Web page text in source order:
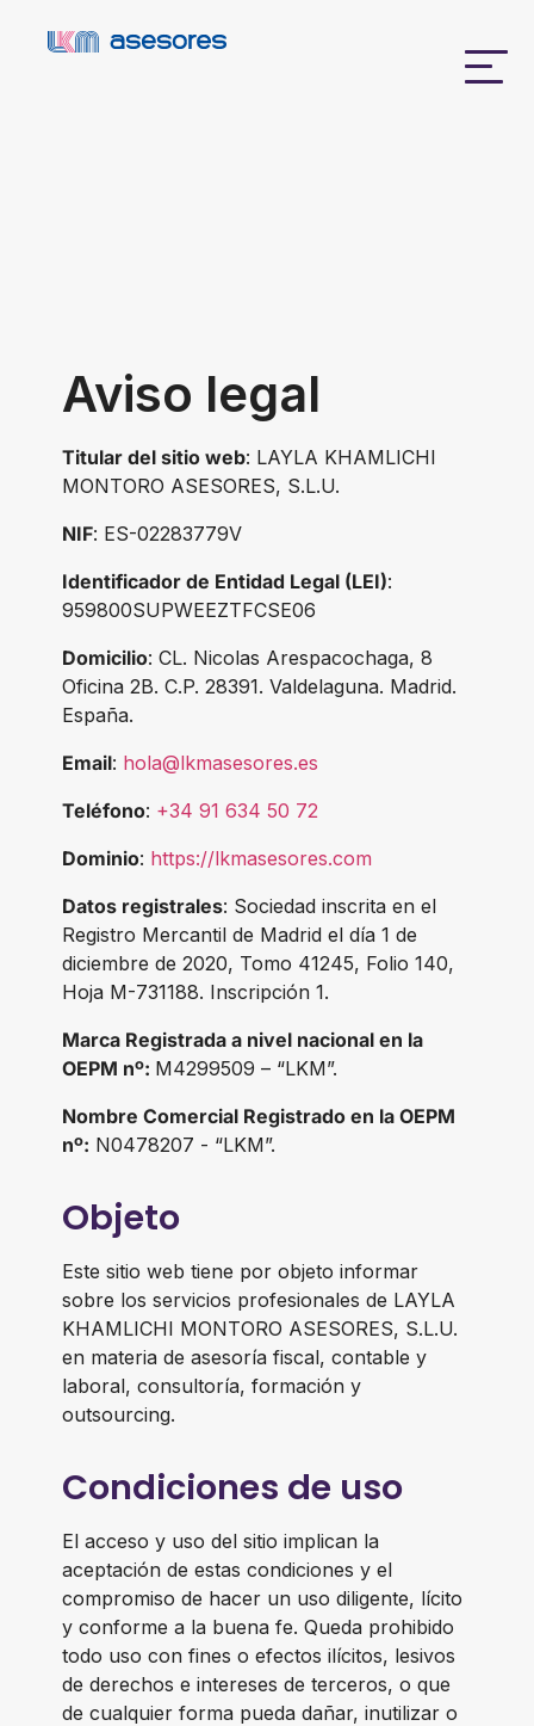
Aviso legal
Titular del sitio web: LAYLA KHAMLICHI
MONTORO ASESORES, S.L.U.
NIF: ES-02283779V
Identificador de Entidad Legal (LEI):
959800SUPWEEZTFCSE06
Domicilio: CL. Nicolas Arespacochaga, 8
Oficina 2B. C.P. 28391. Valdelaguna. Madrid.
España.
Email: hola@lkmasesores.es
Teléfono: +34 91 634 50 72
Dominio: https://lkmasesores.com
Datos registrales: Sociedad inscrita en el
Registro Mercantil de Madrid el día 1 de
diciembre de 2020, Tomo 41245, Folio 140,
Hoja M-731188. Inscripción 1.
Marca Registrada a nivel nacional en la
OEPM nº: M4299509 – “LKM”.
Nombre Comercial Registrado en la OEPM
nº: N0478207 - “LKM”.
Objeto
Este sitio web tiene por objeto informar
sobre los servicios profesionales de LAYLA
KHAMLICHI MONTORO ASESORES, S.L.U.
en materia de asesoría fiscal, contable y
laboral, consultoría, formación y
outsourcing.
Condiciones de uso
El acceso y uso del sitio implican la
aceptación de estas condiciones y el
compromiso de hacer un uso diligente, lícito
y conforme a la buena fe. Queda prohibido
todo uso con fines o efectos ilícitos, lesivos
de derechos e intereses de terceros, o que
de cualquier forma pueda dañar, inutilizar o